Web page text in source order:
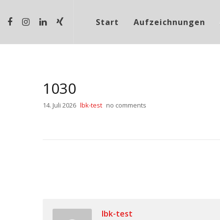
Start Aufzeichnungen
1030
14. Juli 2026 lbk-test no comments
lbk-test